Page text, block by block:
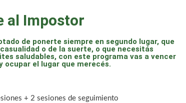
al Impostor
de ponerte siempre en segundo lugar, que
o de la suerte, o que necesitás
saludables, con este programa vas a vencer
ocupar el lugar que merecés.
+ 2 sesiones de seguimiento